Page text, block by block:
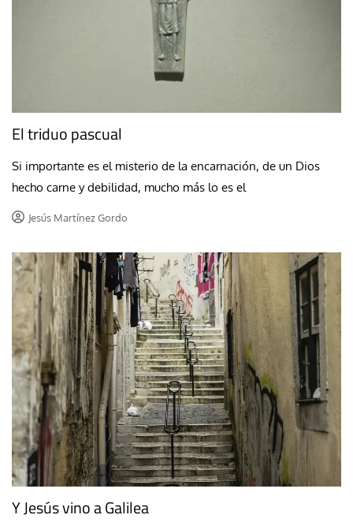
El triduo pascual
Si importante es el misterio de la encarnación, de un Dios
hecho carne y debilidad, mucho más lo es el
Jesús Martínez Gordo
Y Jesús vino a Galilea